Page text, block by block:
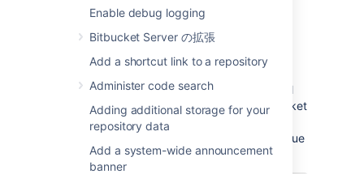
Enable debug logging
Bitbucket Server の拡張
Add a shortcut link to a repository
Administer code search
Adding additional storage for your
repository data
Add a system-wide announcement
banner
Set the amount of time before a pull
from 1, 2, 4, 8, or 12 weeks.
[保存] を選択します。
Once the configuration is saved,
inactive pull
requests will become declined by theBitbucket
system user. This will add a comment
indicating that the reason for the decline is due
to inactivity.